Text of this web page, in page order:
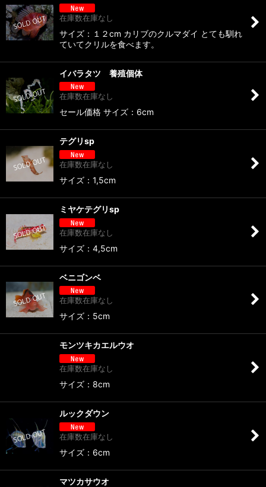
在庫数在庫なし
サイズ：１２cm カリブのクルマダイ とても馴れ
ていてクリルを食べます。
イバラタツ 養殖個体
在庫数在庫なし
セール価格 サイズ：6cm
テグリsp
在庫数在庫なし
サイズ：1,5cm
ミヤケテグリsp
在庫数在庫なし
サイズ：4,5cm
ベニゴンベ
在庫数在庫なし
サイズ：5cm
モンツキカエルウオ
在庫数在庫なし
サイズ：8cm
ルックダウン
在庫数在庫なし
サイズ：6cm
マツカサウオ